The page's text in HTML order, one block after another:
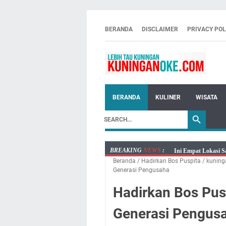
BERANDA DISCLAIMER PRIVACY
BERANDA KULINER WISATA
BREAKING NEWS :
Ini Empat Lokasi
Jumat 7 Agustus
Tetap Berjalan
Salat Lima Waktu
Menenangkan, Ini
Beranda / Hadirkan Bos Puspita /
Generasi Pengusaha
Hadirkan Bos
Generasi